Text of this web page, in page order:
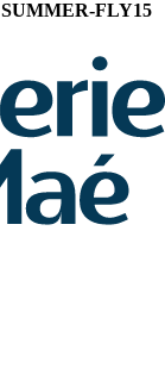
SUMMER-FLY15